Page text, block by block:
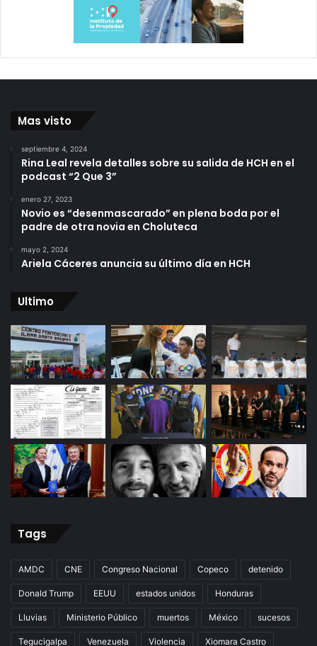
Mas visto
septiembre 4, 2024
Rina Leal revela detalles sobre su salida de HCH en el
podcast “2 Que 3”
enero 27, 2023
Novio es “desenmascarado” en plena boda por el
padre de otra novia en Choluteca
mayo 2, 2024
Ariela Cáceres anuncia su último día en HCH
Ultimo
Tags
AMDC CNE Congreso Nacional Copeco detenido
Donald Trump EEUU estados unidos Honduras
Lluvias Ministerio Público muertos México sucesos
Tegucigalpa Venezuela Violencia Xiomara Castro